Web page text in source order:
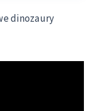
dinozaury